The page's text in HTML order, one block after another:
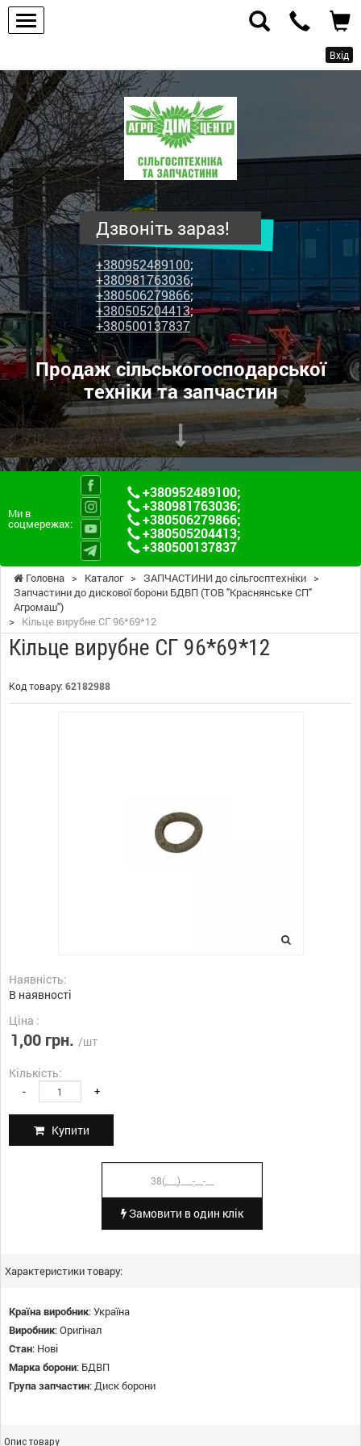
Вхід
ПП
"Агродім-
центр"
-
продаж
сільськогосподарської
техніки
та
запчастин
Дзвоніть зараз!
+380952489100;
+380981763036;
+380506279866;
+380505204413;
+380500137837
Продаж сільськогосподарської
техніки та запчастин
Ми в
соцмережах:
+380952489100;
+380981763036;
+380506279866;
+380505204413;
+380500137837
Головна > Каталог > ЗАПЧАСТИНИ до сільгосптехніки >
Запчастини до дискової борони БДВП (ТОВ "Краснянське СП"
Агромаш")
> Кільце вирубне СГ 96*69*12
Кільце вирубне СГ 96*69*12
Код товару: 62182988
Наявність:
В наявності
Ціна :
1,00 грн. /шт
Кількість:
- +
Купити
Замовити в один клік
Характеристики товару:
Країна виробник:Україна
Виробник:Оригінал
Стан: Нові
Марка борони: БДВП
Група запчастин:Диск борони
Опис товару